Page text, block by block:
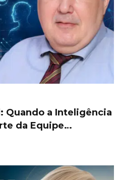
Quando a Inteligência
da Equipe…